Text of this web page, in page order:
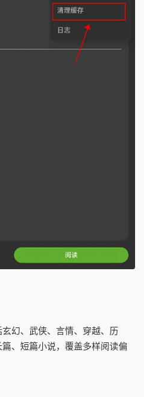
幻、武侠、言情、穿越、历
、短篇小说，覆盖多样阅读偏